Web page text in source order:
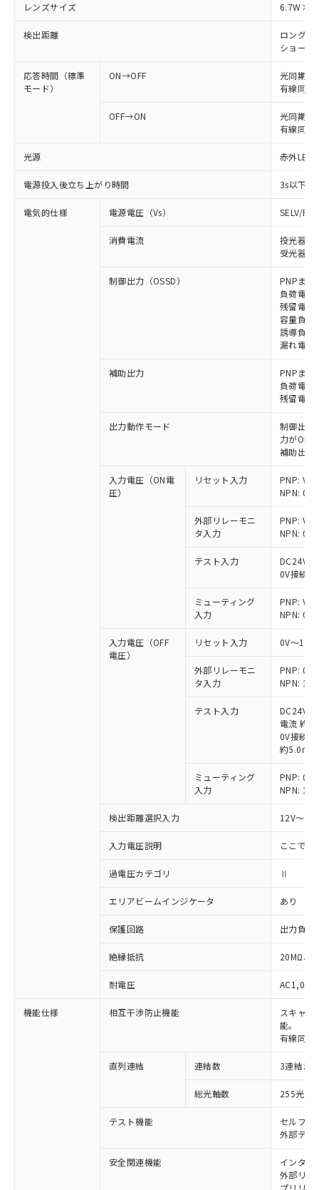
レンズサイズ
検出距離
ロング
ショート
応答時間（標準
モード）
ON→OFF
光同期:
有線同期
OFF→ON
光同期:
有線同期
光源 赤外LED
電源投入後立ち上がり時間 3s以下
電気的仕様 電源電圧（Vs） SELV/
消費電流
投光器:
受光器:
制御出力（OSSD）
PNPまた
負荷電流
残留電圧
容量負荷
誘導負荷
漏れ電流
補助出力
PNPまた
負荷電流
残留電圧
出力動作モード
制御出力
力がON)
補助出力
入力電圧（ON電
圧）
リセット入力
PNP: Vs-
NPN: 0
外部リレーモニ
タ入力
PNP: Vs-
NPN: 0
テスト入力
DC24V
0V接続
ミューティング
入力
PNP: Vs-
NPN: 0
入力電圧（OFF
電圧）
リセット入力 0V～1/
外部リレーモニ
タ入力
PNP: 0V
NPN: 1/
テスト入力
DC24V
電流 約
0V接続
約5.0mA
ミューティング
入力
PNP: 0V
NPN: 1/
検出距離選択入力 12V～Vs
入力電圧説明 ここでの
過電圧カテゴリ Ⅱ
エリアビームインジケータ あり
保護回路 出力負荷
絶縁抵抗 20MΩ以
耐電圧
機能仕様 相互干渉防止機能
スキャ
能。
有線同期
直列連結 連結数 3連結ま
総光軸数 255光軸
テスト機能
セルフテ
外部テス
安全関連機能
インター
外部リレ
プリリセ
ご利用条件
※1 対応状況
対応済み：EU RoHS指令（10物質）の
非含有に対応した製品が提供可能な商品で
有に対応した製品に切り替える予定のある